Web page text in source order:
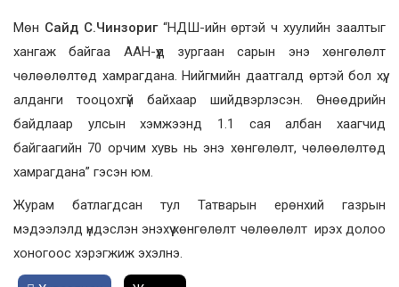
Мөн Сайд С.Чинзориг“НДШ-ийн өртэй ч хуулийн заалтыг
хангаж байгаа ААН-үүд зургаан сарын энэ хөнгөлөлт
чөлөөлөлтөд хамрагдана. Нийгмийн даатгалд өртэй бол хүү,
алданги тооцохгүй байхаар шийдвэрлэсэн. Өнөөдрийн
байдлаар улсын хэмжээнд 1.1 сая албан хаагчид
байгаагийн 70 орчим хувь нь энэ хөнгөлөлт, чөлөөлөлтөд
хамрагдана” гэсэн юм.
Журам батлагдсан тул Татварын ерөнхий газрын
мэдээлэлд үндэслэн энэхүү хөнгөлөлт чөлөөлөлт ирэх долоо
хоногоос хэрэгжиж эхэлнэ.